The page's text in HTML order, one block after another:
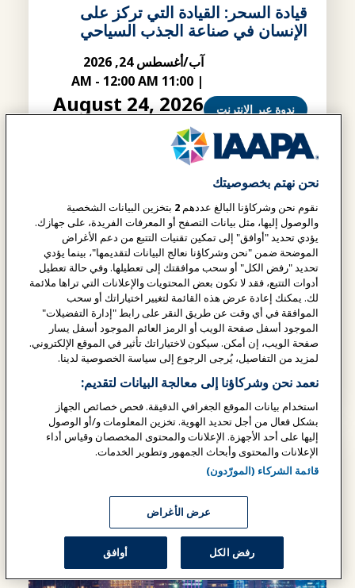
قيادة السحر: القيادة التي تركز على
الإنسان في صناعة الجذب السياحي
ندوة عبر الإنترنت
آب/أغسطس 24, 2026
|
11:00 AM
- 12:00 AM
August 24, 2026
|
03:00 PM
UTC
تستكشف هذه الندوة عبر الإنترنت كيف تساعد
القيادة التي تركز على الإنسان المؤسسات على
الازدهار من خلال إطلاق العنان لإمكانات الفريق،
وتعزيز الأداء، وخلق ميزة تنافسية دائمة.
24
آب/أغسطس
تذكرة مطلوبة
نحن نهتم بخصوصيتك
نقوم نحن وشركاؤنا البالغ عددهم 2 بتخزين البيانات الشخصية
والوصول إليها، مثل بيانات التصفح أو المعرفات الفريدة، على جهازك.
يؤدي تحديد "أوافق" إلى تمكين تقنيات التتبع من دعم الأغراض
الموضحة ضمن "نحن وشركاؤنا نعالج البيانات لتقديمها"، بينما يؤدي
تحديد "رفض الكل" أو سحب موافقتك إلى تعطيلها. وفي حالة تعطيل
أدوات التتبع، فقد لا تكون بعض المحتويات والإعلانات التي تراها ملائمة
لك. يمكنك إعادة عرض هذه القائمة لتغيير اختياراتك أو سحب
الموافقة في أي وقت عن طريق النقر على رابط "إدارة التفضيلات"
الموجود أسفل صفحة الويب أو الرمز العائم الموجود أسفل يسار
صفحة الويب، إن أمكن. سيكون لاختياراتك تأثير في الموقع الإلكتروني.
لمزيد من التفاصيل، يُرجى الرجوع إلى سياسة الخصوصية لدينا.
نعمد نحن وشركاؤنا إلى معالجة البيانات لتقديم:
استخدام بيانات الموقع الجغرافي الدقيقة. فحص خصائص الجهاز
بشكل فعال من أجل تحديد الهوية. تخزين المعلومات و/أو الوصول
إليها على أحد الأجهزة. الإعلانات والمحتوى المخصصان وقياس أداء
الإعلانات والمحتوى وأبحاث الجمهور وتطوير الخدمات.
قائمة الشركاء (المورّدون)
عرض الأغراض
رفض الكل أوافق